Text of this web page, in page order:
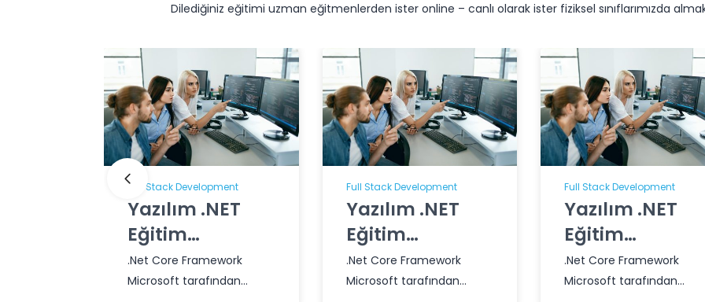
Dilediğiniz eğitimi uzman eğitmenlerden ister online – canlı olarak ister fiziksel sınıflarımızda
Full Stack Development
Yazılım .NET
Eğitim
Programı
.Net Core Framework
Microsoft tarafından
Full Stack Development
Yazılım .NET
Eğitim
Programı
.Net Core Framework
Microsoft tarafından
Full Stack Development
Yazılım .NET
Eğitim
Programı
.Net Core Framework
Microsoft tarafından